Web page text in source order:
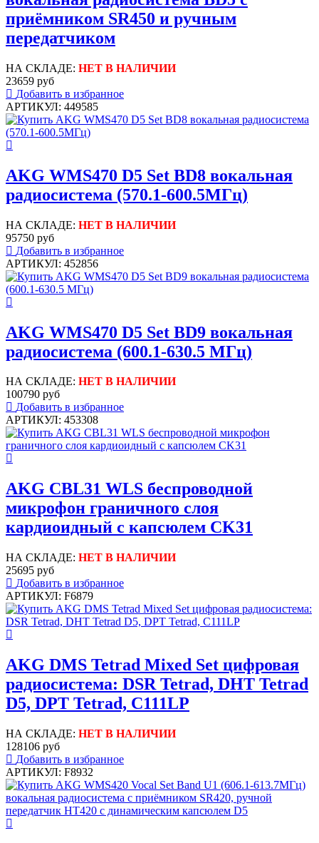
приёмником SR450 и ручным
передатчиком
НА СКЛАДЕ: НЕТ В НАЛИЧИИ
23659 руб
Добавить в избранное
АРТИКУЛ: 449585
AKG WMS470 D5 Set BD8 вокальная
радиосистема (570.1-600.5МГц)
НА СКЛАДЕ: НЕТ В НАЛИЧИИ
95750 руб
Добавить в избранное
АРТИКУЛ: 452856
AKG WMS470 D5 Set BD9 вокальная
радиосистема (600.1-630.5 МГц)
НА СКЛАДЕ: НЕТ В НАЛИЧИИ
100790 руб
Добавить в избранное
АРТИКУЛ: 453308
AKG CBL31 WLS беспроводной
микрофон граничного слоя
кардиоидный с капсюлем CK31
НА СКЛАДЕ: НЕТ В НАЛИЧИИ
25695 руб
Добавить в избранное
АРТИКУЛ: F6879
AKG DMS Tetrad Mixed Set цифровая
радиосистема: DSR Tetrad, DHT Tetrad
D5, DPT Tetrad, C111LP
НА СКЛАДЕ: НЕТ В НАЛИЧИИ
128106 руб
Добавить в избранное
АРТИКУЛ: F8932